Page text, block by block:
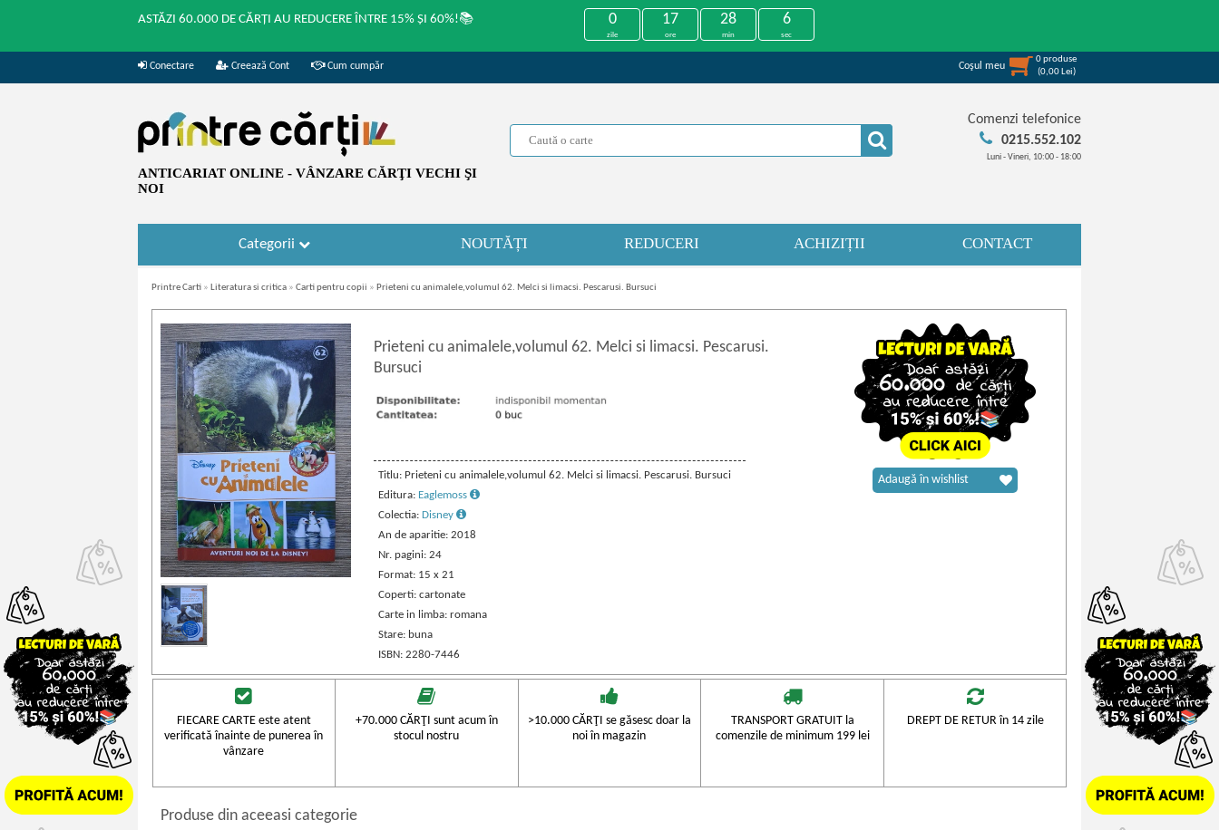
ASTĂZI 60.000 DE CĂRȚI AU REDUCERE ÎNTRE 15% ȘI 60%!📚 0
zile
17
ore
28
min
6
sec
Conectare Creează Cont Cum cumpăr Coşul meu
0produse
(0,00 Lei)
ANTICARIAT ONLINE - VÂNZARE CĂRŢI VECHI ŞI
NOI
Comenzi telefonice
0215.552.102
Luni - Vineri, 10:00 - 18:00
Categorii NOUTĂȚI REDUCERI ACHIZIȚII CONTACT
Printre Carti » Literatura si critica » Carti pentru copii » Prieteni cu animalele,volumul 62. Melci si limacsi. Pescarusi. Bursuci
Prieteni cu animalele,volumul 62. Melci si limacsi. Pescarusi.
Bursuci
Titlu: Prieteni cu animalele,volumul 62. Melci si limacsi. Pescarusi. Bursuci
Editura: Eaglemoss
Colectia: Disney
An de aparitie: 2018
Nr. pagini: 24
Format: 15 x 21
Coperti: cartonate
Carte in limba: romana
Stare: buna
ISBN: 2280-7446
Adaugă în wishlist
FIECARE CARTE este atent
verificată înainte de punerea în
vânzare
+70.000 CĂRŢI sunt acum în
stocul nostru
>10.000 CĂRŢI se găsesc doar la
noi în magazin
TRANSPORT GRATUIT la
comenzile de minimum 199 lei
DREPT DE RETUR în 14 zile
Produse din aceeasi categorie